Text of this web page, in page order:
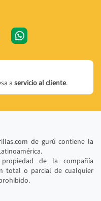
aservicio al cliente.
de gurú contiene la
de la compañía
total o parcial de cualquier